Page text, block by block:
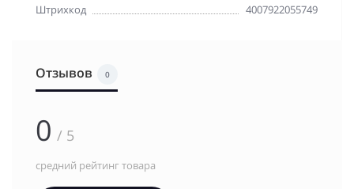
Штрихкод
4007922055749
Отзывов 0
0 / 5
средний рейтинг товара